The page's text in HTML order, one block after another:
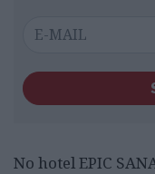
No hotel EPIC